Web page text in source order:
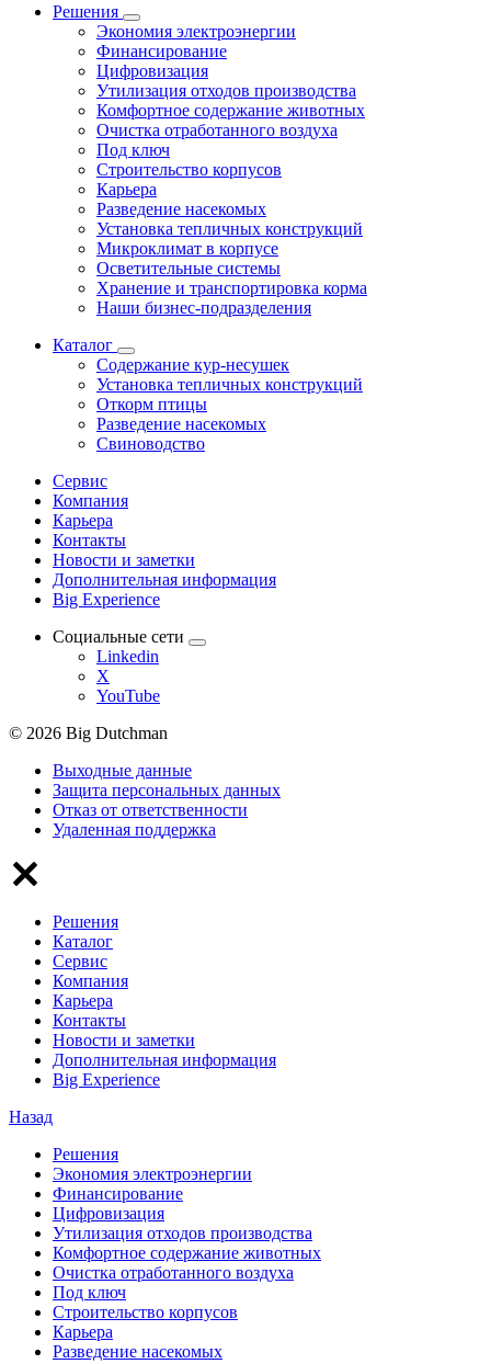
Решения
Экономия электроэнергии
Финансирование
Цифровизация
Утилизация отходов производства
Комфортное содержание животных
Очистка отработанного воздуха
Под ключ
Строительство корпусов
Карьера
Разведение насекомых
Установка тепличных конструкций
Микроклимат в корпусе
Осветительные системы
Хранение и транспортировка корма
Наши бизнес-подразделения
Каталог
Содержание кур-несушек
Установка тепличных конструкций
Откорм птицы
Разведение насекомых
Свиноводство
Сервис
Компания
Карьера
Контакты
Новости и заметки
Дополнительная информация
Big Experience
Социальные сети
Linkedin
X
YouTube
© 2026 Big Dutchman
Выходные данные
Защита персональных данных
Отказ от ответственности
Удаленная поддержка
Решения
Каталог
Сервис
Компания
Карьера
Контакты
Новости и заметки
Дополнительная информация
Big Experience
Назад
Решения
Экономия электроэнергии
Финансирование
Цифровизация
Утилизация отходов производства
Комфортное содержание животных
Очистка отработанного воздуха
Под ключ
Строительство корпусов
Карьера
Разведение насекомых